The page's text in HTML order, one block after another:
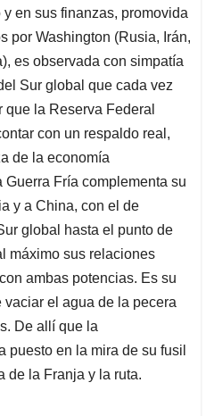
en sus finanzas, promovida
por Washington (Rusia, Irán,
es observada con simpatía
Sur global que cada vez
la Reserva Federal
con un respaldo real,
de la economía
Fría complementa su
y a China, con el de
global hasta el punto de
máximo sus relaciones
ambas potencias. Es su
el agua de la pecera
De allí que la
puesto en la mira de su fusil
de la Franja y la ruta.